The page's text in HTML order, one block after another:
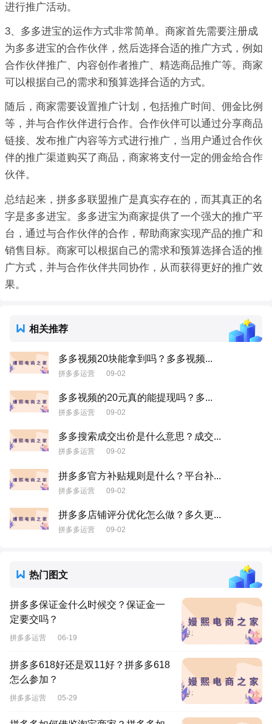
进行推广活动。
3、多多进宝的运作方式非常简单。商家首先需要注册成
为多多进宝的合作伙伴，然后选择合适的推广方式，例如
合作伙伴推广、内容创作者推广、精选商品推广等。商家
可以根据自己的需求和预算选择合适的方式。
随后，商家需要设置推广计划，包括推广时间、佣金比例
等，并与合作伙伴进行合作。合作伙伴可以通过分享商品
链接、发布推广内容等方式进行推广，当用户通过合作伙
伴的推广渠道购买了商品，商家将支付一定的佣金给合作
伙伴。
总结起来，拼多多联盟推广是真实存在的，而其真正的名
字是多多进宝。多多进宝为商家提供了一个强大的推广平
台，通过与合作伙伴的合作，帮助商家实现产品的推广和
销售目标。商家可以根据自己的需求和预算选择合适的推
广方式，并与合作伙伴共同协作，从而获得更好的推广效
果。
相关推荐
多多视频20块能拿到吗？多多视频...
拼多多运营 09-02
多多视频的20元真的能提现吗？多...
拼多多运营 09-02
多多搜索成交出价是什么意思？成交...
拼多多运营 09-02
拼多多官方补贴规则是什么？平台补...
拼多多运营 09-02
拼多多店铺评分优化怎么做？多久更...
拼多多运营 09-02
热门图文
拼多多保证金什么时候交？保证金一
定要交吗？
拼多多运营 06-19
拼多多618好还是双11好？拼多多618
怎么参加？
拼多多运营 05-29